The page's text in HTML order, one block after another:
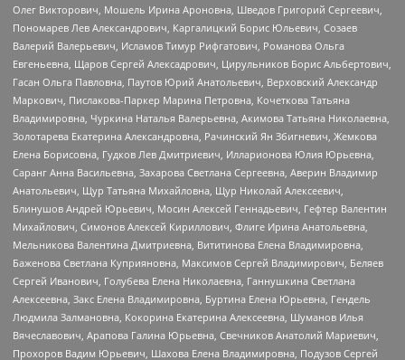
Олег Викторович, Мошель Ирина Ароновна, Шведов Григорий Сергеевич,
Пономарев Лев Александрович, Каргалицкий Борис Юльевич, Созаев
Валерий Валерьевич, Исламов Тимур Рифгатович, Романова Ольга
Евгеньевна, Щаров Сергей Алексадрович, Цирульников Борис Альбертович,
Гасан Ольга Павловна, Паутов Юрий Анатольевич, Верховский Александр
Маркович, Пислакова-Паркер Марина Петровна, Кочеткова Татьяна
Владимировна, Чуркина Наталья Валерьевна, Акимова Татьяна Николаевна,
Золотарева Екатерина Александровна, Рачинский Ян Збигневич, Жемкова
Елена Борисовна, Гудков Лев Дмитриевич, Илларионова Юлия Юрьевна,
Саранг Анна Васильевна, Захарова Светлана Сергеевна, Аверин Владимир
Анатольевич, Щур Татьяна Михайловна, Щур Николай Алексеевич,
Блинушов Андрей Юрьевич, Мосин Алексей Геннадьевич, Гефтер Валентин
Михайлович, Симонов Алексей Кириллович, Флиге Ирина Анатольевна,
Мельникова Валентина Дмитриевна, Вититинова Елена Владимировна,
Баженова Светлана Куприяновна, Максимов Сергей Владимирович, Беляев
Сергей Иванович, Голубева Елена Николаевна, Ганнушкина Светлана
Алексеевна, Закс Елена Владимировна, Буртина Елена Юрьевна, Гендель
Людмила Залмановна, Кокорина Екатерина Алексеевна, Шуманов Илья
Вячеславович, Арапова Галина Юрьевна, Свечников Анатолий Мариевич,
Прохоров Вадим Юрьевич, Шахова Елена Владимировна, Подузов Сергей